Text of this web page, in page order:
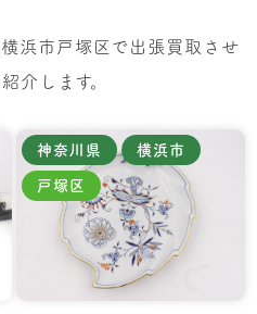
浜市戸塚区で出張買取させ
介します。
神奈川県 横浜市
戸塚区